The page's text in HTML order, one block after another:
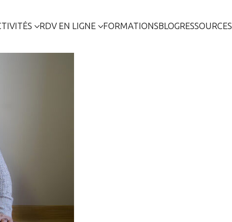
RDV EN LIGNE FORMATIONSBLOGRESSOURCES